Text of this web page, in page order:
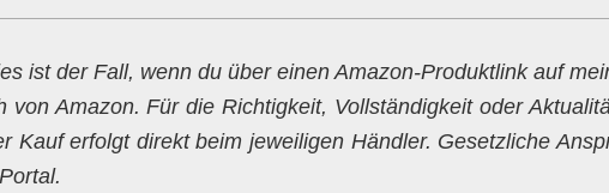
ist der Fall, wenn du über einen Amazon-Produktlink auf
Amazon. Für die Richtigkeit, Vollständigkeit oder
erfolgt direkt beim jeweiligen Händler. Gesetzliche